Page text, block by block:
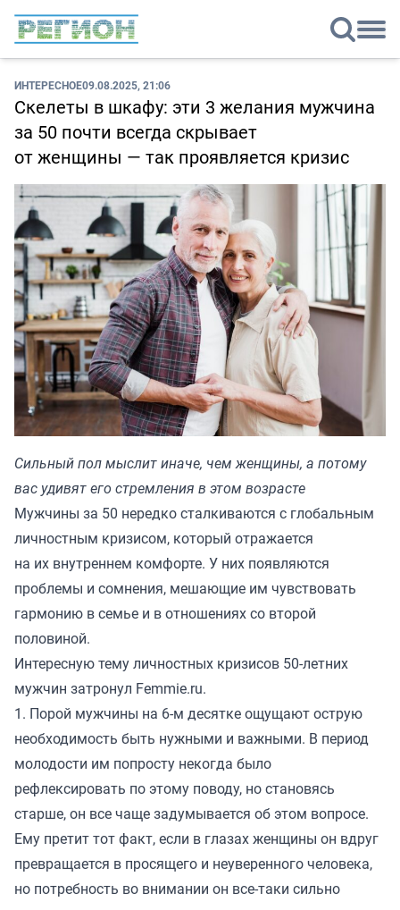
ИНТЕРЕСНОЕ09.08.2025, 21:06
Скелеты в шкафу: эти 3 желания мужчина
за 50 почти всегда скрывает
от женщины — так проявляется кризис
Сильный пол мыслит иначе, чем женщины, а потому
вас удивят его стремления в этом возрасте
Мужчины за 50 нередко сталкиваются с глобальным
личностным кризисом, который отражается
на их внутреннем комфорте. У них появляются
проблемы и сомнения, мешающие им чувствовать
гармонию в семье и в отношениях со второй
половиной.
Интересную тему личностных кризисов 50-летних
мужчин затронул Femmie.ru.
1. Порой мужчины на 6-м десятке ощущают острую
необходимость быть нужными и важными. В период
молодости им попросту некогда было
рефлексировать по этому поводу, но становясь
старше, он все чаще задумывается об этом вопросе.
Ему претит тот факт, если в глазах женщины он вдруг
превращается в просящего и неуверенного человека,
но потребность во внимании он все-таки сильно